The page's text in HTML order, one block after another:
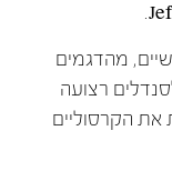
מהדגמים
רצועה
הקרסוליים